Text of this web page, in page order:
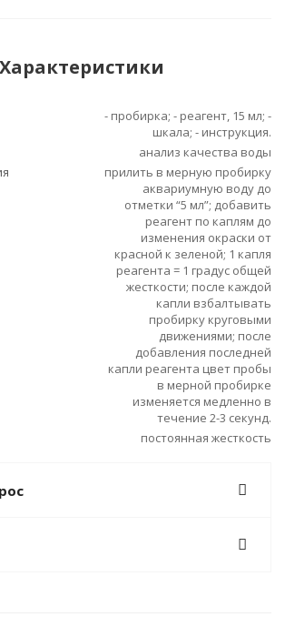
Характеристики
- пробирка; - реагент, 15 мл; -
шкала; - инструкция.
анализ качества воды
прилить в мерную пробирку
аквариумную воду до
отметки “5 мл”; добавить
реагент по каплям до
изменения окраски от
красной к зеленой; 1 капля
реагента = 1 градус общей
жесткости; после каждой
капли взбалтывать
пробирку круговыми
движениями; после
добавления последней
капли реагента цвет пробы
в мерной пробирке
изменяется медленно в
течение 2-3 секунд.
постоянная жесткость